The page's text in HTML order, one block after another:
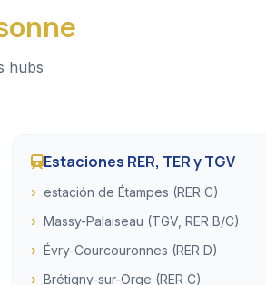
hubs
Estaciones RER, TER y TGV
estación de Étampes (RER C)
Massy-Palaiseau (TGV, RER B/C)
Évry-Courcouronnes (RER D)
Brétigny-sur-Orge (RER C)